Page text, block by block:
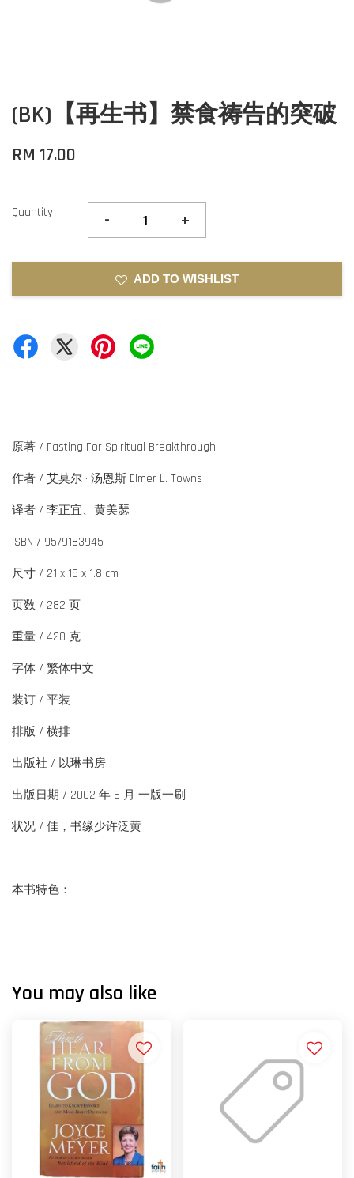
(BK)【再生书】禁食祷告的突破
RM 17.00
Quantity - +
ADD TO WISHLIST
原著 / Fasting For Spiritual Breakthrough
作者 / 艾莫尔 · 汤恩斯 Elmer L. Towns
译者 / 李正宜、黄美瑟
ISBN / 9579183945
尺寸 / 21 x 15 x 1.8 cm
页数 / 282 页
重量 / 420 克
字体 / 繁体中文
装订 / 平装
排版 / 横排
出版社 / 以琳书房
出版日期 / 2002 年 6 月 一版一刷
状况 / 佳，书缘少许泛黄
本书特色：
You may also like